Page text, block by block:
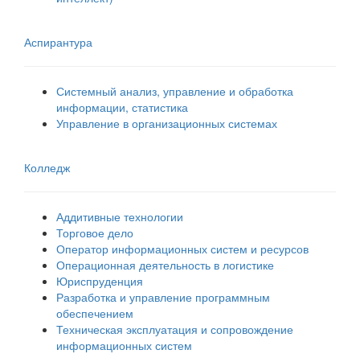
Аспирантура
Системный анализ, управление и обработка
информации, статистика
Управление в организационных системах
Колледж
Аддитивные технологии
Торговое дело
Оператор информационных систем и ресурсов
Операционная деятельность в логистике
Юриспруденция
Разработка и управление программным
обеспечением
Техническая эксплуатация и сопровождение
информационных систем